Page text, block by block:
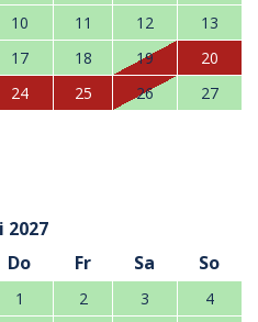
10 11 12
13
17 18 19
20
24 25 26
27
2027
Do Fr Sa So
1 2 3
4